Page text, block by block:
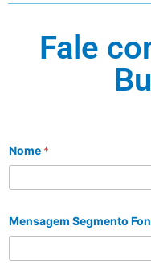
Fale
Nome *
Mensagem Segmento